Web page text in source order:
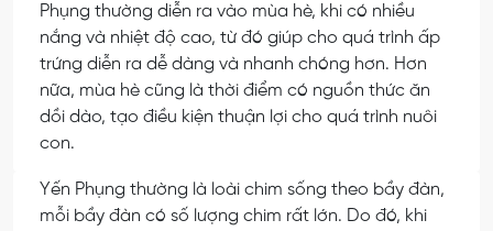
Phụng thường diễn ra vào mùa hè, khi có nhiều
nắng và nhiệt độ cao, từ đó giúp cho quá trình ấp
trứng diễn ra dễ dàng và nhanh chóng hơn. Hơn
nữa, mùa hè cũng là thời điểm có nguồn thức ăn
dồi dào, tạo điều kiện thuận lợi cho quá trình nuôi
con.
Yến Phụng thường là loài chim sống theo bầy đàn,
mỗi bầy đàn có số lượng chim rất lớn. Do đó, khi